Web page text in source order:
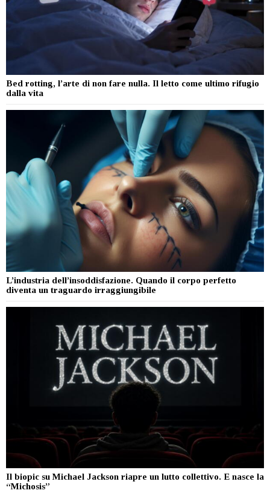
Bed rotting, l’arte di non fare nulla. Il letto come ultimo rifugio
dalla vita
L’industria dell’insoddisfazione. Quando il corpo perfetto
diventa un traguardo irraggiungibile
Il biopic su Michael Jackson riapre un lutto collettivo. E nasce la
“Michosis”